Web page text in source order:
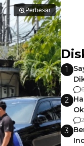
Perbesar
1
2
3